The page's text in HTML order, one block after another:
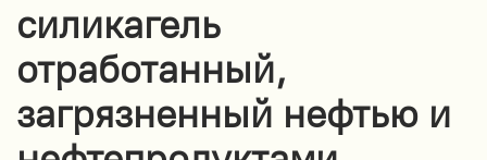
силикагель
отработанный,
загрязненный нефтью и